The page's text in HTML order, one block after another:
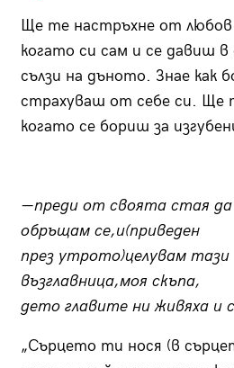
Ще те настръхне от
когато си сам и се давиш
сълзи на дъното. Знае как
страхуваш от себе си. Ще
когато се бориш за
—преди от своята стая
обръщам се,и(приведен
през утрото)целувам тази
възглавница,моя скъпа,
дето главите ни живяха и
„Сърцето ти нося (в